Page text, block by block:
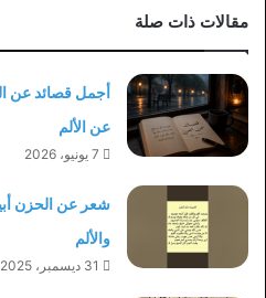
مقالات ذات صلة
أجمل قصائد عن
عن الألم
7 يونيو، 2026
شعر عن الحزن
والألم
31 ديسمبر، 2025